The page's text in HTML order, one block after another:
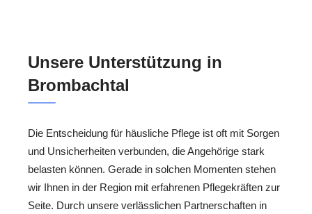
Unsere Unterstützung in
Brombachtal
Die Entscheidung für häusliche Pflege ist oft mit Sorgen
und Unsicherheiten verbunden, die Angehörige stark
belasten können. Gerade in solchen Momenten stehen
wir Ihnen in der Region mit erfahrenen Pflegekräften zur
Seite. Durch unsere verlässlichen Partnerschaften in